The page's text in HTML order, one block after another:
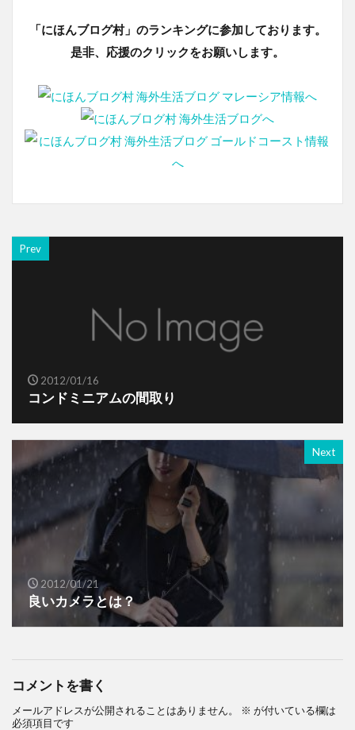
「にほんブログ村」のランキングに参加しております。
是非、応援のクリックをお願いします。
Prev
2012/01/16
コンドミニアムの間取り
Next
2012/01/21
良いカメラとは？
コメントを書く
メールアドレスが公開されることはありません。 ※ が付いている欄は
必須項目です